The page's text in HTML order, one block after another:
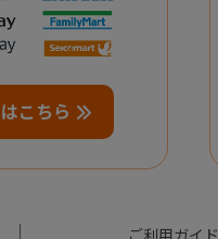
こちら
ご利用ガイド